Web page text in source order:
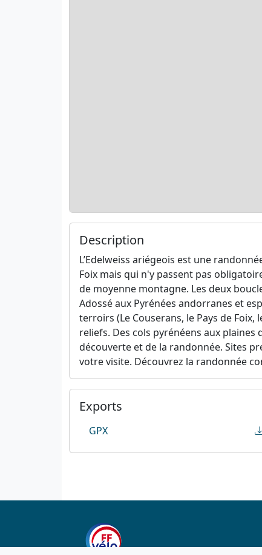
Description
L’Edelweiss ariégeois est une
Foix mais qui n'y passent pas
de moyenne montagne. Les deux
Adossé aux Pyrénées andorranes et
terroirs (Le Couserans, le Pays de Foix,
reliefs. Des cols pyrénéens aux plaines
découverte et de la randonnée. Sites
votre visite. Découvrez la randonnée
Exports
GPX